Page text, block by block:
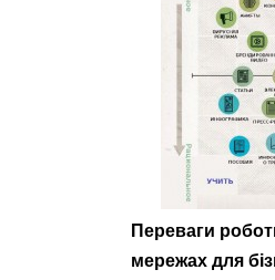
Переваги
мережах для